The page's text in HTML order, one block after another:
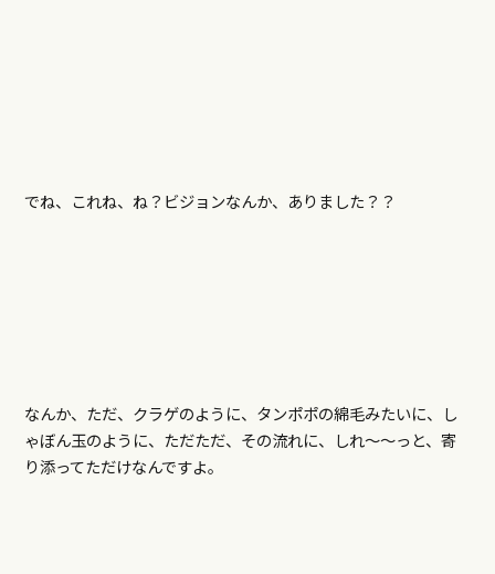
でね、これね、ね？ビジョンなんか、ありました？？
なんか、ただ、クラゲのように、タンポポの綿毛みたいに、し
ゃぼん玉のように、ただただ、その流れに、しれ～～っと、寄
り添ってただけなんですよ。